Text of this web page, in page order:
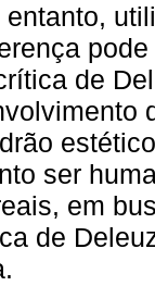
de
ser
em
de